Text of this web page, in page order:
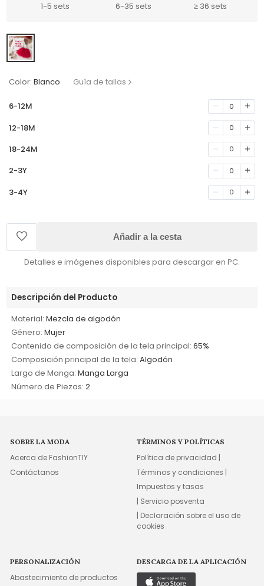
1-5 sets 6-35 sets ≥ 36 sets
Color: Blanco Guía de tallas
6-12M 0
12-18M 0
18-24M 0
2-3Y 0
3-4Y 0
Añadir a la cesta
Detalles e imágenes disponibles para descargar en PC.
Descripción del Producto
Material: Mezcla de algodón
Género: Mujer
Contenido de composición de la tela principal: 65%
Composición principal de la tela: Algodón
Largo de Manga: Manga Larga
Número de Piezas: 2
SOBRE LA MODA
Acerca de FashionTIY
Contáctanos
TÉRMINOS Y POLÍTICAS
Política de privacidad |
Términos y condiciones |
Impuestos y tasas
| Servicio posventa
| Declaración sobre el uso de
cookies
PERSONALIZACIÓN
Abastecimiento de productos
DESCARGA DE LA APLICACIÓN